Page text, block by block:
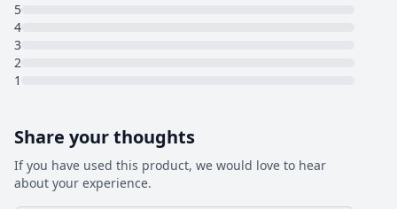
5
4
3
2
1
Share your thoughts
If you have used this product, we would love to hear
about your experience.